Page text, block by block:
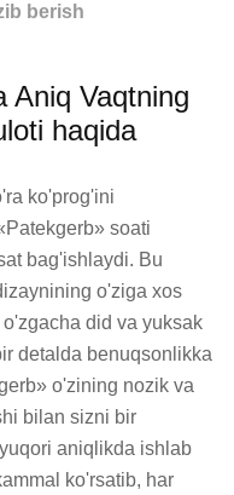
berish
Aniq Vaqtning
haqida
ko'prog'ini
soati
bag'ishlaydi. Bu
o'ziga xos
did va yuksak
detalda benuqsonlikka
o'zining nozik va
bilan sizni bir
aniqlikda ishlab
ko'rsatib, har